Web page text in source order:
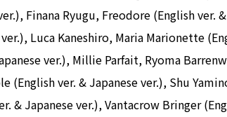
Finana Ryugu, Freodore (English ver.
Luca Kaneshiro, Maria Marionette
ver.), Millie Parfait, Ryoma
(English ver. & Japanese ver.), Shu
& Japanese ver.), Vantacrow Bringer